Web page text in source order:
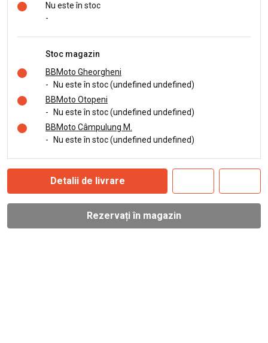
Nu este în stoc
-
Stoc magazin
BBMoto Gheorgheni
-
Nu este în stoc (undefined undefined)
BBMoto Otopeni
-
Nu este în stoc (undefined undefined)
BBMoto Câmpulung M.
-
Nu este în stoc (undefined undefined)
Detalii de livrare
Rezervați în magazin